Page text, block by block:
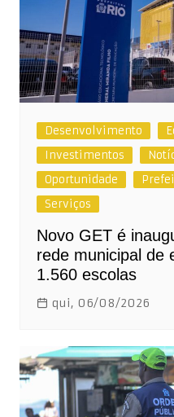
Desenvolvimento
Investimentos
Oportunidade
Serviços
Novo GET é
rede municipal de
1.560 escolas
qui, 06/08/2026